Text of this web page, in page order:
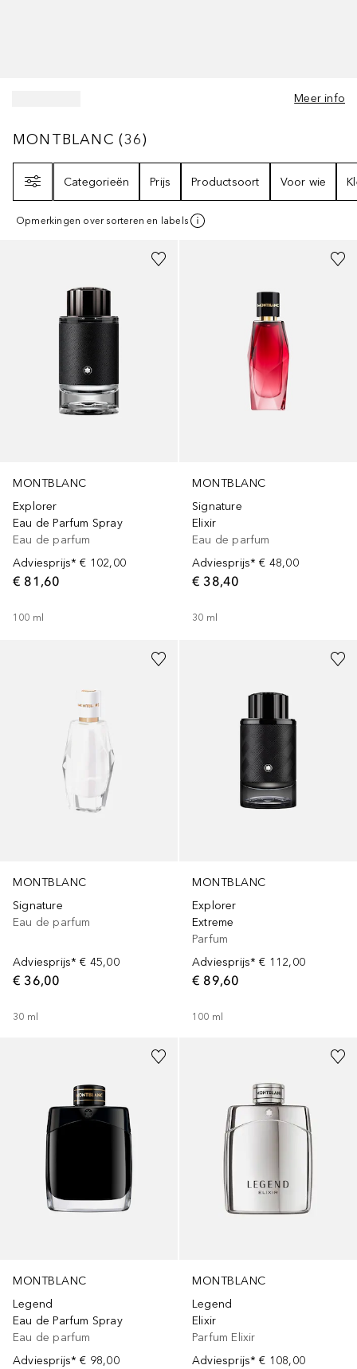
Meer info
MONTBLANC36
MONTBLANC (36)
Categorieën
Prijs Productsoort Voor wie
Opmerkingen over sorteren en labels
MONTBLANC
Explorer
Eau de Parfum Spray
Eau de parfum
Adviesprijs* € 102,00
€ 81,60
100 ml
MONTBLANC
Signature
Elixir
Eau de parfum
Adviesprijs* € 48,00
€ 38,40
30 ml
MONTBLANC
Signature
Eau de parfum
Adviesprijs* € 45,00
€ 36,00
30 ml
MONTBLANC
Explorer
Extreme
Parfum
Adviesprijs* € 112,00
€ 89,60
100 ml
MONTBLANC
Legend
Eau de Parfum Spray
Eau de parfum
Adviesprijs* € 98,00
MONTBLANC
Legend
Elixir
Parfum Elixir
Adviesprijs* € 108,00